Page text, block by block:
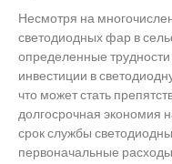
Несмотря на
светодиодных фар в
определенные
инвестиции в
что может стать
долгосрочная экономия
срок службы
первоначальные